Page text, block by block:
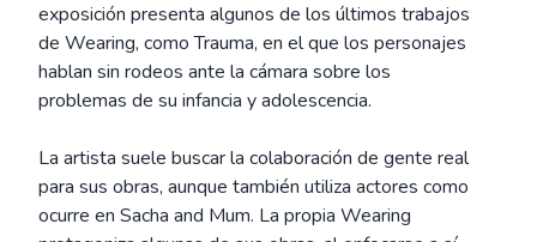
exposición presenta algunos de los últimos trabajos
de Wearing, como Trauma, en el que los personajes
hablan sin rodeos ante la cámara sobre los
problemas de su infancia y adolescencia.
La artista suele buscar la colaboración de gente real
para sus obras, aunque también utiliza actores como
ocurre en Sacha and Mum. La propia Wearing